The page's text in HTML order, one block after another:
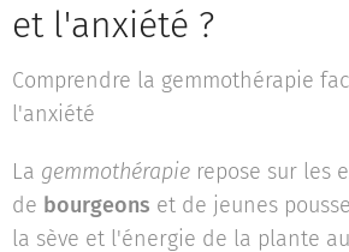
et l'anxiété ?
Comprendre la gemmothérapie
l'anxiété
La gemmothérapie repose sur les
de bourgeons et de jeunes
la sève et l'énergie de la plante